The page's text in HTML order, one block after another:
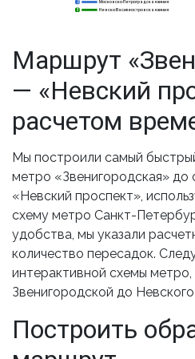
Невско-Василеостровская линия
2
3
2
3
Маршрут
— «Невский
расчетом
Мы построили самый
метро «Звенигородская» до
«Невский проспект»,
схему метро Санкт-
удобства, мы указали
количество пересадок.
интерактивной схемы
Звенигородской до
Построить